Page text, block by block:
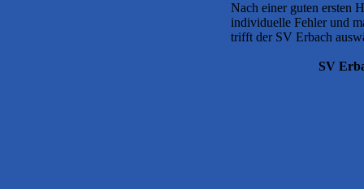
Nach einer guten ersten
individuelle Fehler und
trifft der SV Erbach
SV